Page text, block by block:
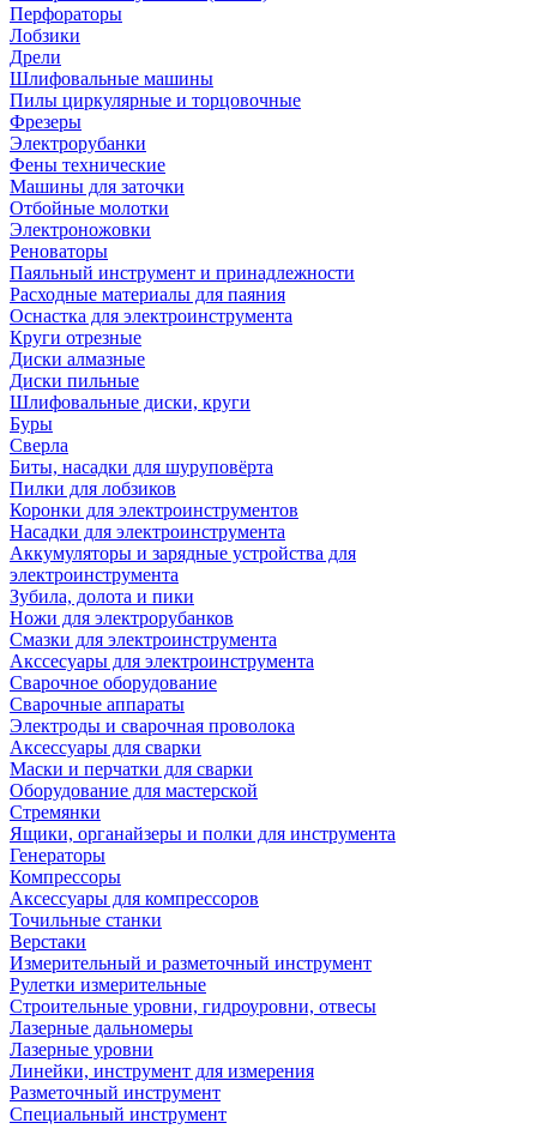
Перфораторы
Лобзики
Дрели
Шлифовальные машины
Пилы циркулярные и торцовочные
Фрезеры
Электрорубанки
Фены технические
Машины для заточки
Отбойные молотки
Электроножовки
Реноваторы
Паяльный инструмент и принадлежности
Расходные материалы для паяния
Оснастка для электроинструмента
Круги отрезные
Диски алмазные
Диски пильные
Шлифовальные диски, круги
Буры
Сверла
Биты, насадки для шуруповёрта
Пилки для лобзиков
Коронки для электроинструментов
Насадки для электроинструмента
Аккумуляторы и зарядные устройства для
электроинструмента
Зубила, долота и пики
Ножи для электрорубанков
Смазки для электроинструмента
Акссесуары для электроинструмента
Сварочное оборудование
Сварочные аппараты
Электроды и сварочная проволока
Аксессуары для сварки
Маски и перчатки для сварки
Оборудование для мастерской
Стремянки
Ящики, органайзеры и полки для инструмента
Генераторы
Компрессоры
Аксессуары для компрессоров
Точильные станки
Верстаки
Измерительный и разметочный инструмент
Рулетки измерительные
Строительные уровни, гидроуровни, отвесы
Лазерные дальномеры
Лазерные уровни
Линейки, инструмент для измерения
Разметочный инструмент
Специальный инструмент